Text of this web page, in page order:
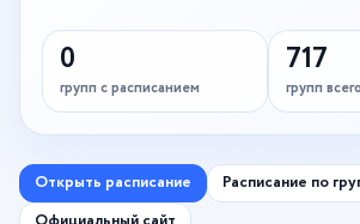
0
групп с расписанием
717
групп всего
Открыть расписание
Расписание по